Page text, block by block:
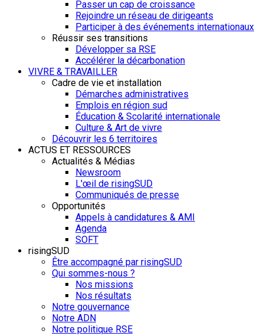
Passer un cap de croissance
Rejoindre un réseau de dirigeants
Participer à des événements internationaux
Réussir ses transitions
Développer sa RSE
Accélérer la décarbonation
VIVRE & TRAVAILLER
Cadre de vie et installation
Démarches administratives
Emplois en région sud
Éducation & Scolarité internationale
Culture & Art de vivre
Découvrir les 6 territoires
ACTUS ET RESSOURCES
Actualités & Médias
Newsroom
L'œil de risingSUD
Communiqués de presse
Opportunités
Appels à candidatures & AMI
Agenda
SOFT
risingSUD
Être accompagné par risingSUD
Qui sommes-nous ?
Nos missions
Nos résultats
Notre gouvernance
Notre ADN
Notre politique RSE